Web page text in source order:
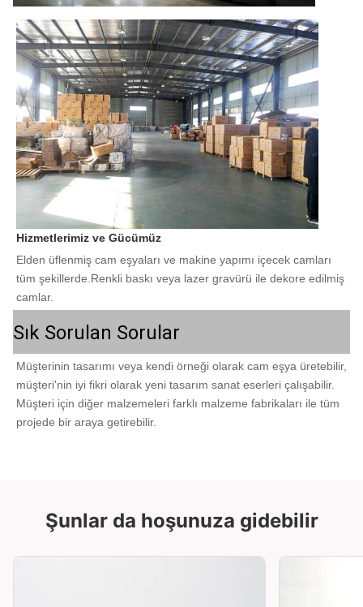
Hizmetlerimiz ve Gücümüz
Elden üflenmiş cam eşyaları ve makine yapımı içecek camları
tüm şekillerde.Renkli baskı veya lazer gravürü ile dekore edilmiş
camlar.
Sık Sorulan Sorular
Müşterinin tasarımı veya kendi örneği olarak cam eşya üretebilir,
müşteri'nin iyi fikri olarak yeni tasarım sanat eserleri çalışabilir.
Müşteri için diğer malzemeleri farklı malzeme fabrikaları ile tüm
projede bir araya getirebilir.
Şunlar da hoşunuza gidebilir